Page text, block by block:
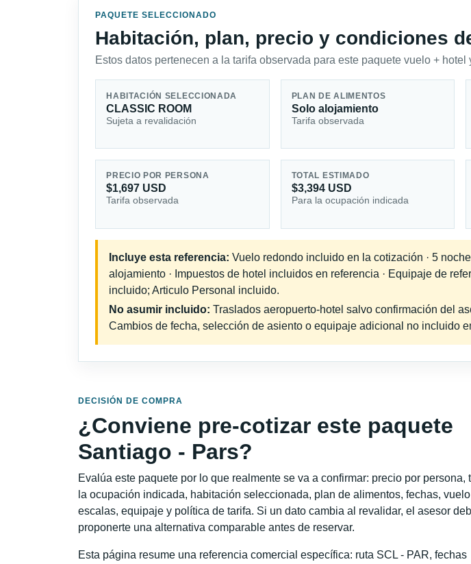
PAQUETE SELECCIONADO
Habitación, plan, precio y condiciones
Estos datos pertenecen a la tarifa observada para este paquete vuelo +
HABITACIÓN SELECCIONADA
CLASSIC ROOM
Sujeta a revalidación
PLAN DE ALIMENTOS
Solo alojamiento
Tarifa observada
PRECIO POR PERSONA
$1,697 USD
Tarifa observada
TOTAL ESTIMADO
$3,394 USD
Para la ocupación indicada
Incluye esta referencia: Vuelo redondo incluido en la cotización · 5
alojamiento · Impuestos de hotel incluidos en referencia · Equipaje de
incluido; Articulo Personal incluido.
No asumir incluido: Traslados aeropuerto-hotel salvo confirmación del
Cambios de fecha, selección de asiento o equipaje adicional no incluido
DECISIÓN DE COMPRA
¿Conviene pre-cotizar este paquete
Santiago - Pars?
Evalúa este paquete por lo que realmente se va a confirmar: precio por persona,
la ocupación indicada, habitación seleccionada, plan de alimentos, fechas,
escalas, equipaje y política de tarifa. Si un dato cambia al revalidar, el asesor
proponerte una alternativa comparable antes de reservar.
Esta página resume una referencia comercial específica: ruta SCL - PAR, fechas